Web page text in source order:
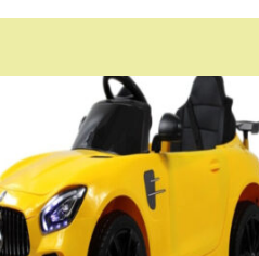
LEGO
City
Пожарная
лодка
(60373)